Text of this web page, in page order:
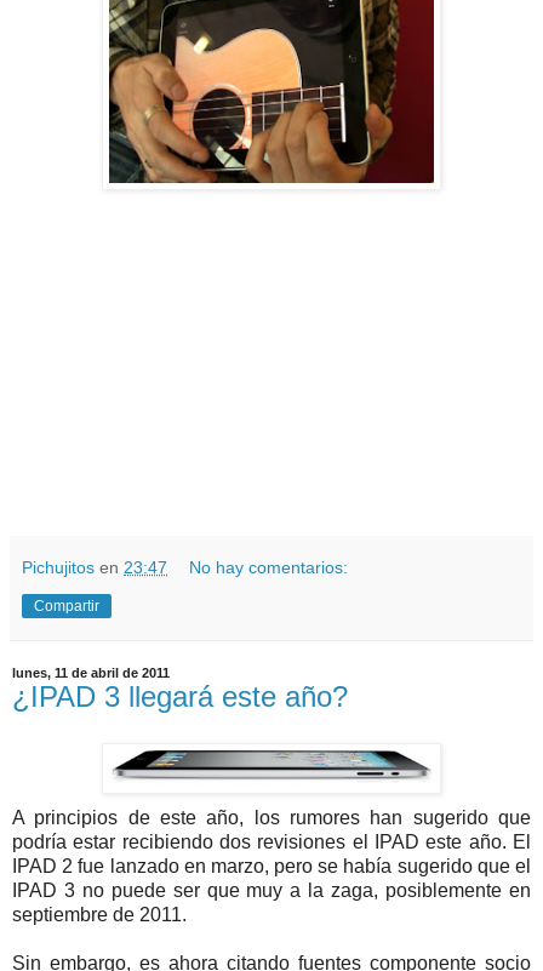
Pichujitos en 23:47 No hay comentarios:
Compartir
lunes, 11 de abril de 2011
¿IPAD 3 llegará este año?
A principios de este año, los rumores han sugerido que
podría estar recibiendo dos revisiones el IPAD este año. El
IPAD 2 fue lanzado en marzo, pero se había sugerido que el
IPAD 3 no puede ser que muy a la zaga, posiblemente en
septiembre de 2011.
Sin embargo, es ahora citando fuentes componente socio